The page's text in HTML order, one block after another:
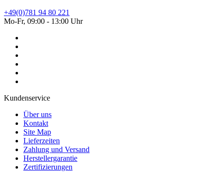
+49(0)781 94 80 221
Mo-Fr, 09:00 - 13:00 Uhr
Kundenservice
Über uns
Kontakt
Site Map
Lieferzeiten
Zahlung und Versand
Herstellergarantie
Zertifizierungen